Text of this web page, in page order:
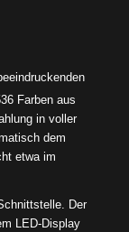
Farben aus
in voller
dem
etwa im
Der
LED-Display